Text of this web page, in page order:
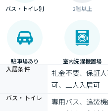
バス・トイレ別 2階以上
駐車場あり 室内洗濯機置場
入居条件
礼金不要、保証
可、二人入居可
バス・トイレ
専用バス、追焚